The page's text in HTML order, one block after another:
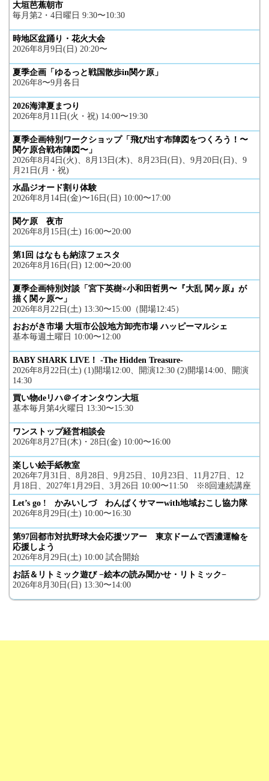
大垣芭蕉朝市
毎月第2・4日曜日 9:30〜10:30
時地区盆踊り・花火大会
2026年8月9日(日) 20:20〜
夏季企画「ゆるっと戦国散歩in関ケ原」
2026年8〜9月各日
2026海津夏まつり
2026年8月11日(火・祝) 14:00〜19:30
夏季企画特別ワークショップ「飛び出す布陣図をつくろう！〜
関ケ原合戦布陣図〜」
2026年8月4日(火)、8月13日(木)、8月23日(日)、9月20日(日)、9
月21日(月・祝)
水晶ジオード割り体験
2026年8月14日(金)〜16日(日) 10:00〜17:00
関ケ原 夜市
2026年8月15日(土) 16:00〜20:00
第1回 はなもも納涼フェスタ
2026年8月16日(日) 12:00〜20:00
夏季企画特別対談「宮下英樹×小和田哲男〜『大乱 関ヶ原』が
描く関ヶ原〜」
2026年8月22日(土) 13:30〜15:00（開場12:45）
おおがき市場 大垣市公設地方卸売市場 ハッピーマルシェ
基本毎週土曜日 10:00〜12:00
BABY SHARK LIVE！ -The Hidden Treasure-
2026年8月22日(土) (1)開場12:00、開演12:30 (2)開場14:00、開演
14:30
買い物deリハ＠イオンタウン大垣
基本毎月第4火曜日 13:30〜15:30
ワンストップ経営相談会
2026年8月27日(木)・28日(金) 10:00〜16:00
楽しい絵手紙教室
2026年7月31日、8月28日、9月25日、10月23日、11月27日、12
月18日、2027年1月29日、3月26日 10:00〜11:50 ※8回連続講座
Let’s go ! かみいしづ わんぱくサマーwith地域おこし協力隊
2026年8月29日(土) 10:00〜16:30
第97回都市対抗野球大会応援ツアー 東京ドームで西濃運輸を
応援しよう
2026年8月29日(土) 10:00 試合開始
お話＆リトミック遊び −絵本の読み聞かせ・リトミック−
2026年8月30日(日) 13:30〜14:00